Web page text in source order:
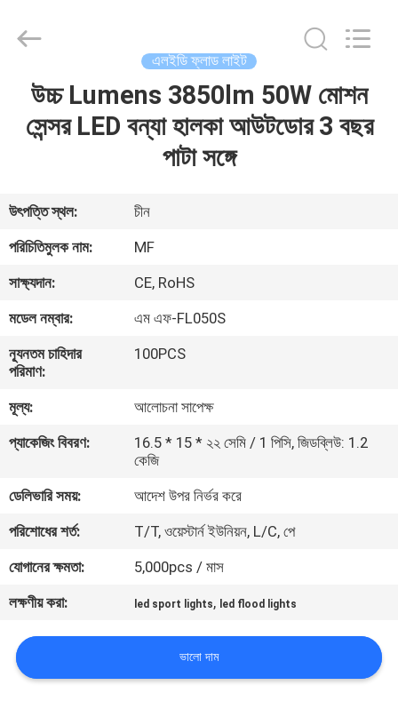
বাড়ি
ভিডিও
সম্পর্কে
কারখানা
মান
যোগাযোগ
করুন
জন্য
আবেদন
Lighting
Co.,Ltd..
Reserved.
এলইডি ফ্লাড লাইট
উচ্চ Lumens 3850lm 50W মোশন
সেন্সর LED বন্যা হালকা আউটডোর 3 বছর
পাটা সঙ্গে
উৎপত্তি স্থল:
চীন
পরিচিতিমুলক নাম:
MF
সাক্ষ্যদান:
CE, RoHS
মডেল নম্বার:
এম এফ-FL050S
ন্যূনতম চাহিদার
পরিমাণ:
100PCS
মূল্য:
আলোচনা সাপেক্ষ
প্যাকেজিং বিবরণ:
16.5 * 15 * ২২ সেমি / 1 পিসি, জিডব্লিউ: 1.2
কেজি
ডেলিভারি সময়:
আদেশ উপর নির্ভর করে
পরিশোধের শর্ত:
T/T, ওয়েস্টার্ন ইউনিয়ন, L/C, পে
যোগানের ক্ষমতা:
5,000pcs / মাস
লক্ষণীয় করা:
led sport lights, led flood lights
ভালো দাম